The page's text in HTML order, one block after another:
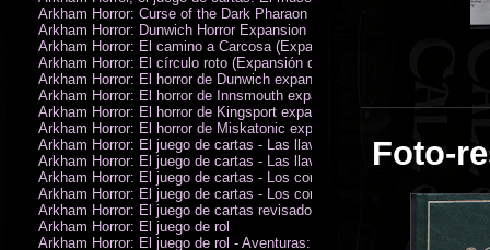
Foto-
Arkham Horror: Curse of the Dark Pharaon Expansion
Arkham Horror: Dunwich Horror Expansion
Arkham Horror: El camino a Carcosa (Expansión de investigadores)
Arkham Horror: El círculo roto (Expansión de investigadores)
Arkham Horror: El horror de Dunwich expansión
Arkham Horror: El horror de Innsmouth expansión
Arkham Horror: El horror de Kingsport expansión
Arkham Horror: El horror de Miskatonic expansión
Arkham Horror: El juego de cartas - Las llaves escarlata - Campaña
Arkham Horror: El juego de cartas - Las llaves escarlata -
Arkham Horror: El juego de cartas - Los confines de la tierra -
Arkham Horror: El juego de cartas - Los confines de la tierra -
Arkham Horror: El juego de cartas revisado
Arkham Horror: El juego de rol
Arkham Horror: El juego de rol - Aventuras: Misterios de Arkham